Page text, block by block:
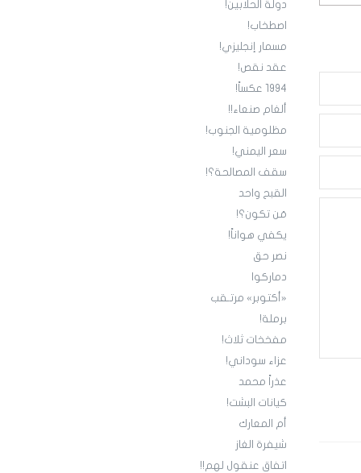
دولة الحلابين!
اصطخاب!
مسمار إنجليزي!
عقد نقص!
1994 عكساً!
ألغام صنعاء!!
مظلومية الجنوب!
سعر اليمني!
سقف المصالحة؟!
القبح واحد
مَن تكون؟!
يكفي هواناً!
نصر حق
دماركوا
«أكتوبر» مرتـقب
برملة!
مفخخات ثلاث!
عزاء سوداني!
عذراً محمد
كيانات البشت!
أم المعارك
شيفرة الغاز
اتفاق عنقول لهم!!